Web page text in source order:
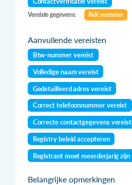
Vereiste gegevens: KvK-nummer
Aanvullende vereisten
Btw-nummer vereist
Volledige naam vereist
Gedetailleerd adres vereist
Correct telefoonnummer vereist
Correcte contactgegevens vereist
Registry beleid accepteren
Registrant moet meerderjarig zijn
Belangrijke opmerkingen